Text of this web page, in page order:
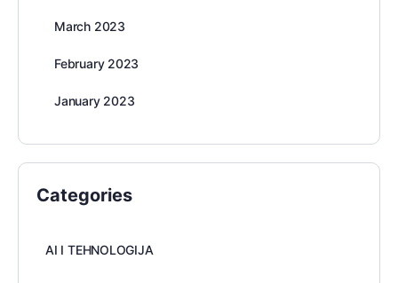
March 2023
February 2023
January 2023
Categories
AI I TEHNOLOGIJA